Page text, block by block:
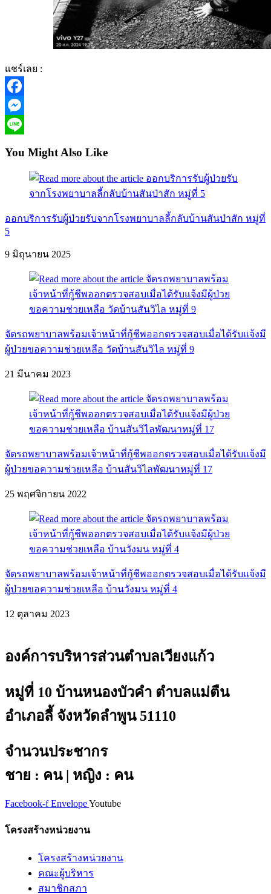
แชร์เลย :
Facebook
Messenger
You Might Also Like
ออกบริการรับผู้ป่วยรับจากโรงพยาบาลลี้กลับบ้านสันป่าสัก หมู่ที่
5
9 มิถุนายน 2025
จัดรถพยาบาลพร้อมเจ้าหน้าที่กู้ชีพออกตรวจสอบเมื่อได้รับแจ้งมี
ผู้ป่วยขอความช่วยเหลือ วัดบ้านสันวิไล หมู่ที่ 9
21 มีนาคม 2023
จัดรถพยาบาลพร้อมเจ้าหน้าที่กู้ชีพออกตรวจสอบเมื่อได้รับแจ้งมี
ผู้ป่วยขอความช่วยเหลือ บ้านสันวิไลพัฒนาหมู่ที่ 17
25 พฤศจิกายน 2022
จัดรถพยาบาลพร้อมเจ้าหน้าที่กู้ชีพออกตรวจสอบเมื่อได้รับแจ้งมี
ผู้ป่วยขอความช่วยเหลือ บ้านวังมน หมู่ที่ 4
12 ตุลาคม 2023
องค์การบริหารส่วนตำบลเวียงแก้ว
หมู่ที่ 10 บ้านหนองบัวคำ ตำบลแม่ตืน
อำเภอลี้ จังหวัดลำพูน 51110
จำนวนประชากร
ชาย : คน | หญิง : คน
Facebook-f EnvelopeYoutube
โครงสร้างหน่วยงาน
โครงสร้างหน่วยงาน
คณะผู้บริหาร
สมาชิกสภา